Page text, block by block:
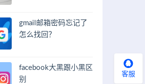
gmail邮箱密码忘记了
怎么找回？
facebook大黑跟小黑区
别
客服